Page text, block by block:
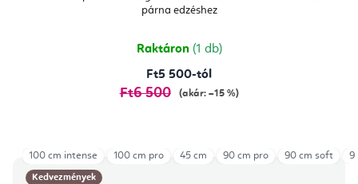
párna edzéshez
Raktáron (1 db)
Ft5 500-tól
Ft6 500 (akár: –15 %)
Kedvezmények
100 cm intense 100 cm pro 45 cm 90 cm pro 90 cm soft